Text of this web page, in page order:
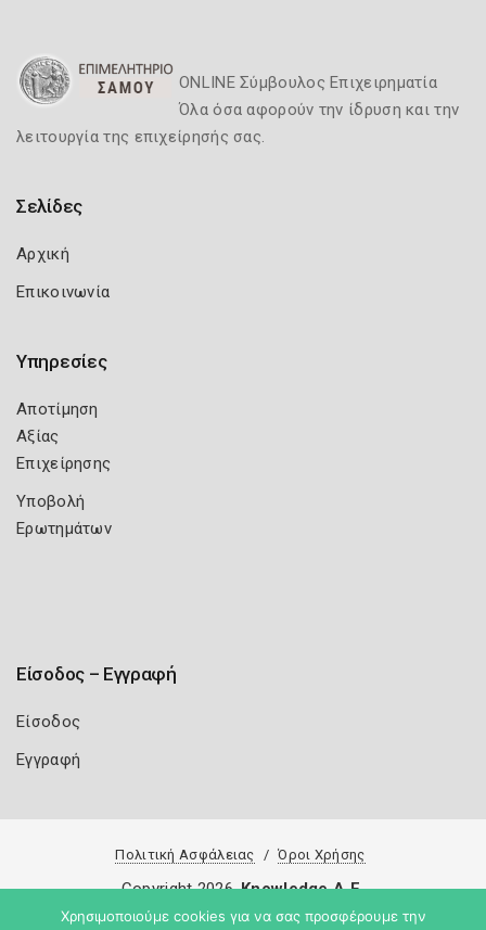
ONLINE Σύμβουλος Επιχειρηματία
Όλα όσα αφορούν την ίδρυση και την
λειτουργία της επιχείρησής σας.
Σελίδες
Αρχική
Επικοινωνία
Υπηρεσίες
Αποτίμηση
Αξίας
Επιχείρησης
Υποβολή
Ερωτημάτων
Είσοδος – Εγγραφή
Είσοδος
Εγγραφή
Πολιτική Ασφάλειας Όροι Χρήσης
Copyright 2026 Knowledge A.E.
Χρησιμοποιούμε cookies για να σας προσφέρουμε την